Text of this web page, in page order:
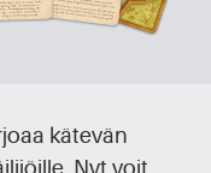
kätevän